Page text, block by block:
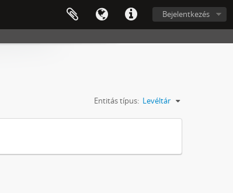
Bejelentkezés
Entitás típus: Levéltár